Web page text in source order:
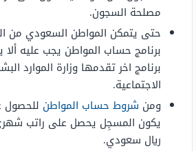
مصلحة السجون.
حتى يتمكن المواطن السعودي من
برنامج حساب المواطن يجب عليه
برنامج اخر تقدمها وزارة الموارد
الاجتماعية.
ومن شروط حساب المواطن للحصول
ريال سعودي.